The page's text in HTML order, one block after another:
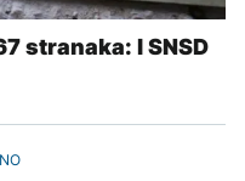
stranaka: I SNSD